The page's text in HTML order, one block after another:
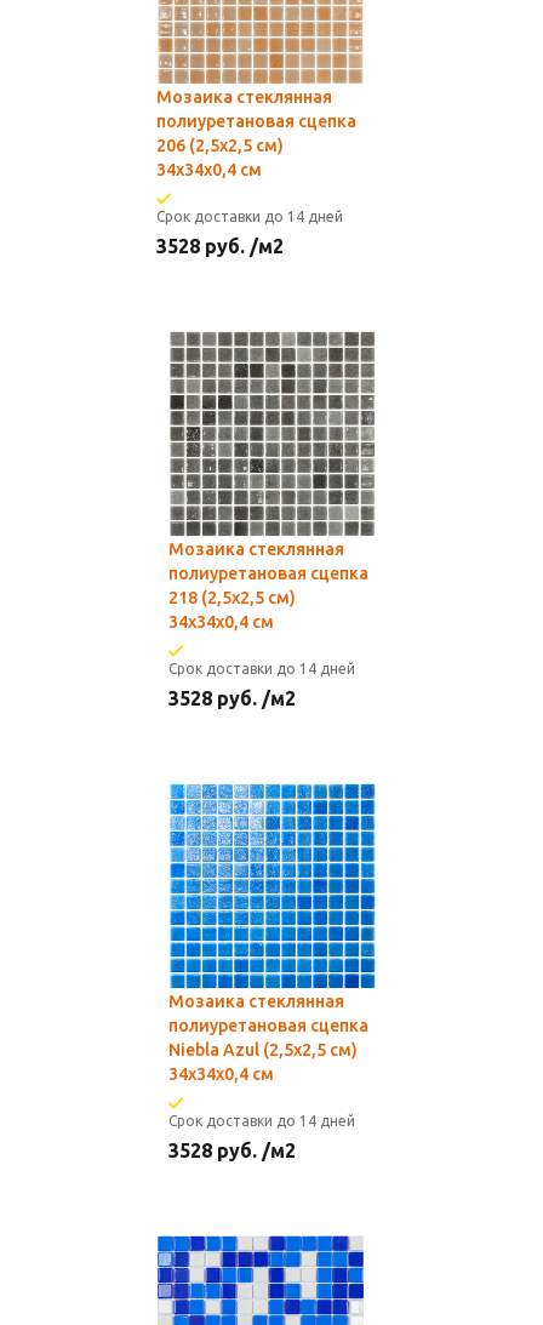
Мозаика стеклянная
полиуретановая сцепка
206 (2,5х2,5 см)
34х34x0,4 см
Срок доставки до 14 дней
3528 руб. /м2
Мозаика стеклянная
полиуретановая сцепка
218 (2,5х2,5 см)
34х34x0,4 см
Срок доставки до 14 дней
3528 руб. /м2
Мозаика стеклянная
полиуретановая сцепка
Niebla Azul (2,5х2,5 см)
34х34x0,4 см
Срок доставки до 14 дней
3528 руб. /м2